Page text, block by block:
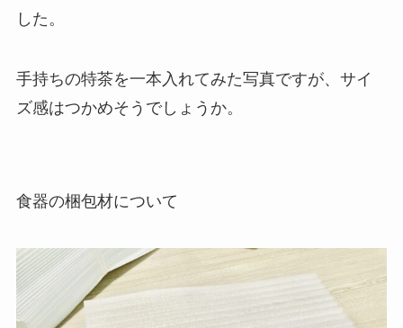
した。
手持ちの特茶を一本入れてみた写真ですが、サイ
ズ感はつかめそうでしょうか。
食器の梱包材について